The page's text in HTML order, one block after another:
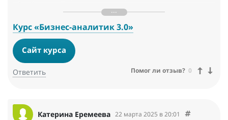
Спасибо вам, дорогие, прекрасные за это обучение, за
поддержку, за позитив! Очень было страшно сначала, но как
потом стало интересно!
Курс «Бизнес-аналитик 3.0»
Сайт курса
Ответить Помог ли отзыв? 0
Катерина Еремеева 22 марта 2025 в 20:01